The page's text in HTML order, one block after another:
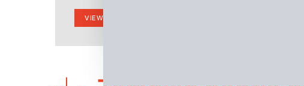
VIEW POST